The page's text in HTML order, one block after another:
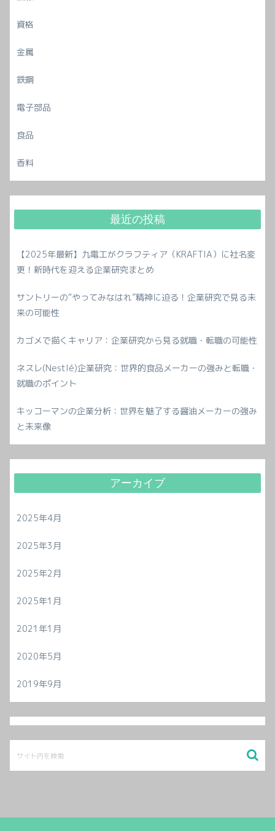
資格
金属
鉄鋼
電子部品
食品
香料
最近の投稿
【2025年最新】九電工がクラフティア（KRAFTIA）に社名変
更！新時代を迎える企業研究まとめ
サントリーの“やってみなはれ”精神に迫る！企業研究で見る未
来の可能性
カゴメで描くキャリア：企業研究から見る就職・転職の可能性
ネスレ(Nestlé)企業研究：世界的食品メーカーの強みと転職・
就職のポイント
キッコーマンの企業分析：世界を魅了する醤油メーカーの強み
と未来像
アーカイブ
2025年4月
2025年3月
2025年2月
2025年1月
2021年1月
2020年5月
2019年9月